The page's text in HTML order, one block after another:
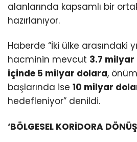
alanlarında kapsamlı bir
hazırlanıyor.
Haberde “İki ülke arasındaki
hacminin mevcut 3.7 milyar
içinde 5 milyar dolara,
başlarında ise 10 milyar
hedefleniyor” denildi.
‘BÖLGESEL KORİDORA